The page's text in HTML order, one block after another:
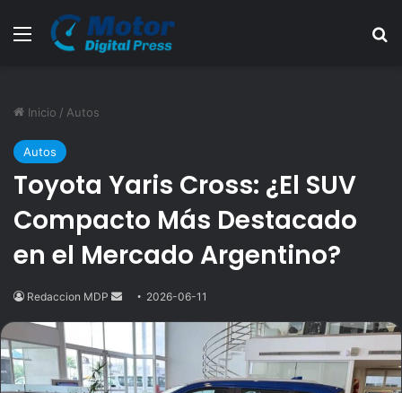
Menú
Inicio / Autos
Autos
Toyota Yaris Cross: ¿El SUV
Compacto Más Destacado
en el Mercado Argentino?
Redaccion MDP
Send2026-06-11